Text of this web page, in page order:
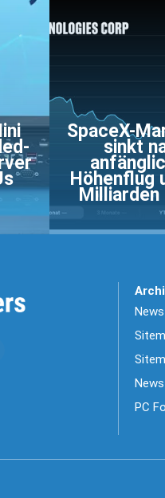
SpaceX-
sinkt
Höhenflug
Milliarden
PC